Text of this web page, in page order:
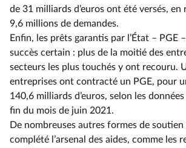
de 31 milliards d’euros ont été versés, en
9,6 millions de demandes.
Enfin, les prêts garantis par l’État –⁠ PGE
succès certain : plus de la moitié des
secteurs les plus touchés y ont recouru.
entreprises ont contracté un PGE, pour
140,6 milliards d’euros, selon les
fin du mois de juin 2021.
De nombreuses autres formes de soutien
complété l’arsenal des aides, comme les